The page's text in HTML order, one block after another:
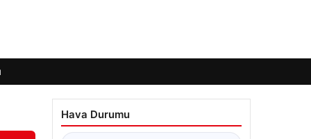
Hava Durumu